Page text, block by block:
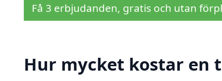
Få 3 erbjudanden, gratis och utan
Hur mycket kostar en